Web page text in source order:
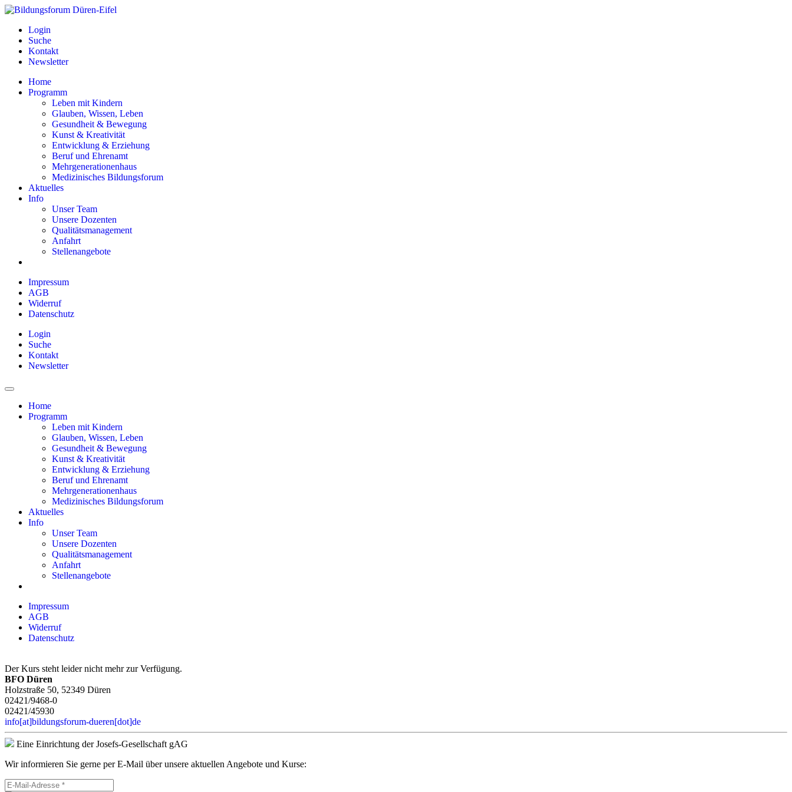
Login
Suche
Kontakt
Newsletter
Home
Programm
Leben mit Kindern
Glauben, Wissen, Leben
Gesundheit & Bewegung
Kunst & Kreativität
Entwicklung & Erziehung
Beruf und Ehrenamt
Mehrgenerationenhaus
Medizinisches Bildungsforum
Aktuelles
Info
Unser Team
Unsere Dozenten
Qualitätsmanagement
Anfahrt
Stellenangebote
Impressum
AGB
Widerruf
Datenschutz
Login
Suche
Kontakt
Newsletter
Home
Programm
Leben mit Kindern
Glauben, Wissen, Leben
Gesundheit & Bewegung
Kunst & Kreativität
Entwicklung & Erziehung
Beruf und Ehrenamt
Mehrgenerationenhaus
Medizinisches Bildungsforum
Aktuelles
Info
Unser Team
Unsere Dozenten
Qualitätsmanagement
Anfahrt
Stellenangebote
Impressum
AGB
Widerruf
Datenschutz
Der Kurs steht leider nicht mehr zur Verfügung.
BFO Düren
Holzstraße 50, 52349 Düren
02421/9468-0
02421/45930
info[at]bildungsforum-dueren[dot]de
Eine Einrichtung der Josefs-Gesellschaft gAG
Wir informieren Sie gerne per E-Mail über unsere aktuellen Angebote und Kurse: